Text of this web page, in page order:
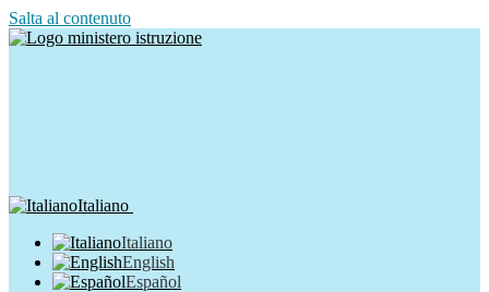
Salta al contenuto
Italiano
Italiano
English
Español